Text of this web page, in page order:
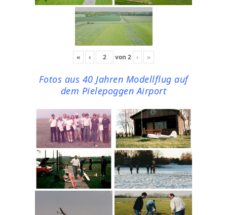
« ‹ von 2 › »
Fotos aus 40 Jahren Modellflug auf
dem Pielepoggen Airport